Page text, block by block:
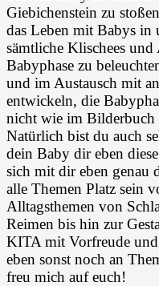
Giebichenstein zu
das Leben mit Babys in
sämtliche Klischees
Babyphase zu
und im Austausch mit
entwickeln, die
nicht wie im Bilderbuch
Natürlich bist du auch
dein Baby dir eben
sich mit dir eben genau
alle Themen Platz sein
Alltagsthemen von
Reimen bis hin zur
KITA mit Vorfreude
eben sonst noch an
freu mich auf euch!